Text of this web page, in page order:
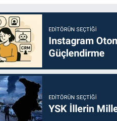
EDITÖRÜN SEÇTIĞI
Instagram
Güçlendirme
EDITÖRÜN SEÇTIĞI
YSK İllerin